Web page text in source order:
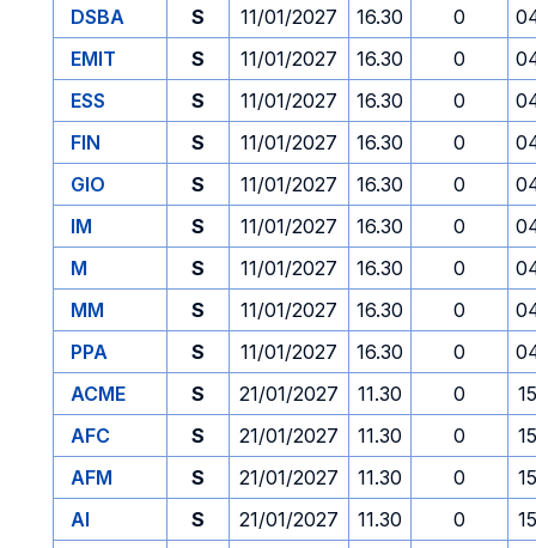
DSBA
S 11/01/2027 16.30 0
EMIT
S 11/01/2027 16.30 0
ESS
S 11/01/2027 16.30 0
FIN
S 11/01/2027 16.30 0
GIO
S 11/01/2027 16.30 0
IM
S 11/01/2027 16.30 0
M
S 11/01/2027 16.30 0
MM
S 11/01/2027 16.30 0
PPA
S 11/01/2027 16.30 0
ACME
S 21/01/2027 11.30 0
AFC
S 21/01/2027 11.30 0
AFM
S 21/01/2027 11.30 0
AI
S 21/01/2027 11.30 0